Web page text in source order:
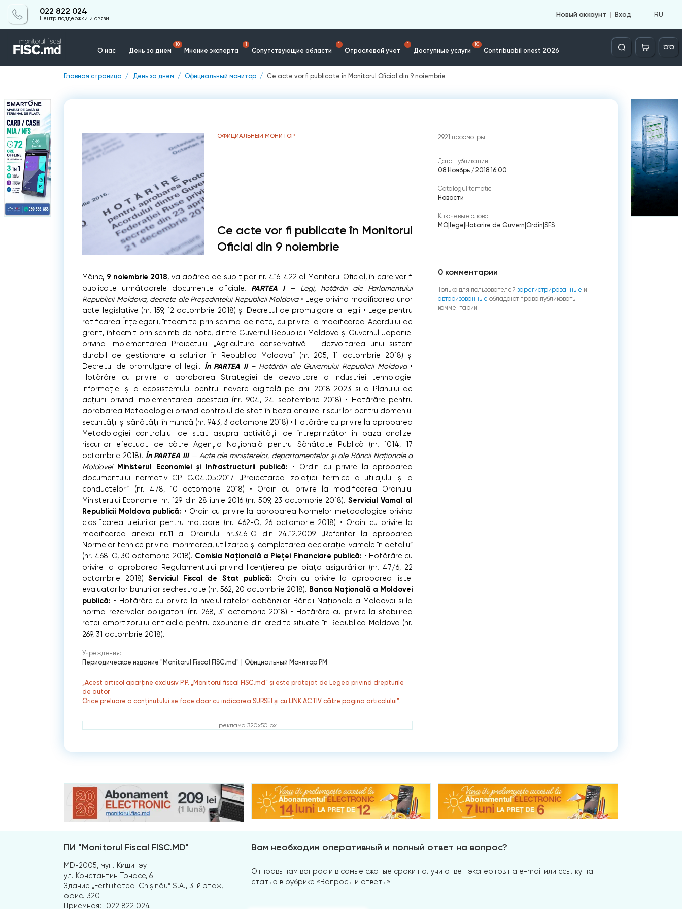
022 822 024
Центр поддержки и связи
Новый аккаунт Вход RU
О нас День за днем
10
Мнение эксперта
1
Сопутствующие области
1
Отраслевой учет
1
Доступные услуги
10
Contribuabil onest 2026
Căutare
Главная страница День за днем Официальный монитор Ce acte vor fi publicate în Monitorul Oficial din 9 noiembrie
ОФИЦИАЛЬНЫЙ МОНИТОР
Ce acte vor fi publicate în Monitorul
Oficial din 9 noiembrie
Mâine, 9 noiembrie 2018, va apărea de sub tipar nr. 416-422 al Monitorul Oficial, în care vor fi
publicate următoarele documente oficiale. PARTEA I— Legi, hotărâri ale Parlamentului
Republicii Moldova, decrete ale Preşedintelui Republicii Moldova• Lege privind modificarea unor
acte legislative (nr. 159, 12 octombrie 2018) și Decretul de promulgare al legii • Lege pentru
ratificarea Înțelegerii, întocmite prin schimb de note, cu privire la modificarea Acordului de
grant, întocmit prin schimb de note, dintre Guvernul Republicii Moldova și Guvernul Japoniei
privind implementarea Proiectului „Agricultura conservativă – dezvoltarea unui sistem
durabil de gestionare a solurilor în Republica Moldova” (nr. 205, 11 octombrie 2018) și
Decretul de promulgare al legii. În PARTEA II– Hotărâri ale Guvernului Republicii Moldova•
Hotărâre cu privire la aprobarea Strategiei de dezvoltare a industriei tehnologiei
informației și a ecosistemului pentru inovare digitală pe anii 2018-2023 și a Planului de
acțiuni privind implementarea acesteia (nr. 904, 24 septembrie 2018) • Hotărâre pentru
aprobarea Metodologiei privind controlul de stat în baza analizei riscurilor pentru domeniul
securității și sănătății în muncă (nr. 943, 3 octombrie 2018) • Hotărâre cu privire la aprobarea
Metodologiei controlului de stat asupra activității de întreprinzător în baza analizei
riscurilor efectuat de către Agenția Națională pentru Sănătate Publică (nr. 1014, 17
octombrie 2018). În PARTEA III— Acte ale ministerelor, departamentelor şi ale Băncii Naţionale a
Moldovei Ministerul Economiei și Infrastructurii publică: • Ordin cu privire la aprobarea
documentului normativ CP G.04.05:2017 „Proiectarea izolației termice a utilajului și a
conductelor” (nr. 478, 10 octombrie 2018) • Ordin cu privire la modificarea Ordinului
Ministerului Economiei nr. 129 din 28 iunie 2016 (nr. 509, 23 octombrie 2018).Serviciul Vamal al
Republicii Moldova publică: • Ordin cu privire la aprobarea Normelor metodologice privind
clasificarea uleiurilor pentru motoare (nr. 462-O, 26 octombrie 2018) • Ordin cu privire la
modificarea anexei nr.11 al Ordinului nr.346-O din 24.12.2009 „Referitor la aprobarea
Normelor tehnice privind imprimarea, utilizarea şi completarea declaraţiei vamale în detaliu”
(nr. 468-O, 30 octombrie 2018). Comisia Naţională a Pieţei Financiare publică: • Hotărâre cu
privire la aprobarea Regulamentului privind licenţierea pe piața asigurărilor (nr. 47/6, 22
octombrie 2018)Serviciul Fiscal de Stat publică: Ordin cu privire la aprobarea listei
evaluatorilor bunurilor sechestrate (nr. 562, 20 octombrie 2018). Banca Națională a Moldovei
publică: • Hotărâre cu privire la nivelul ratelor dobânzilor Băncii Naționale a Moldovei și la
norma rezervelor obligatorii (nr. 268, 31 octombrie 2018) • Hotărâre cu privire la stabilirea
ratei amortizorului anticiclic pentru expunerile din credite situate în Republica Moldova (nr.
269, 31 octombrie 2018).
Учреждения:
Периодическое издание "Monitorul Fiscal FISC.md"
Официальный Монитор РМ
„Acest articol aparține exclusiv P.P. „Monitorul fiscal FISC.md” și este protejat de Legea privind drepturile
de autor.
Orice preluare a conținutului se face doar cu indicarea SURSEI și cu LINK ACTIV către pagina articolului”.
реклама 320x50 px
2921 просмотры
Дата публикации:
08 Ноябрь /2018 16:00
Catalogul tematic
Новости
Ключевые слова
MO| lege Hotarire de Guvern Ordin SFS
0 комментарии
Только для пользователей зарегистрированные и
авторизованные обладают право публиковать
комментарии
ПИ "Monitorul Fiscal FISC.MD"
MD-2005, мун. Кишинэу
ул. Константин Тэнасе, 6
Здание „Fertilitatea-Chișinău” S.A., 3-й этаж,
офис. 320
Приемная:
022 822 024
Вам необходим оперативный и полный ответ на вопрос?
Отправь нам вопрос и в самые сжатые сроки получи ответ экспертов на e-mail или ссылку на
статью в рубрике «Вопросы и ответы»